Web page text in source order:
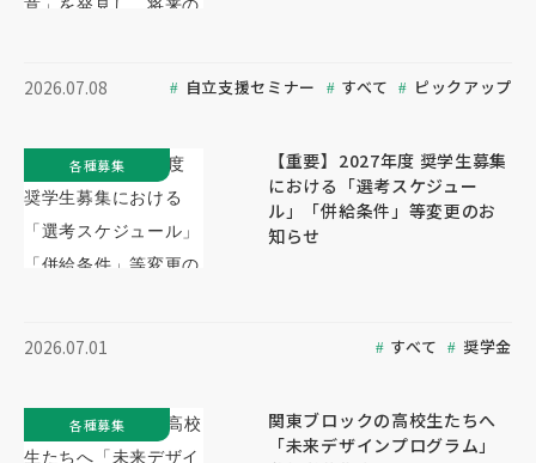
2026.07.08 自立支援セミナー すべて ピックアップ
【重要】2027年度 奨学生募集
における「選考スケジュー
ル」「併給条件」等変更のお
知らせ
2026.07.01 すべて 奨学金
各種募集
関東ブロックの高校生たちへ
「未来デザインプログラム」
各種募集